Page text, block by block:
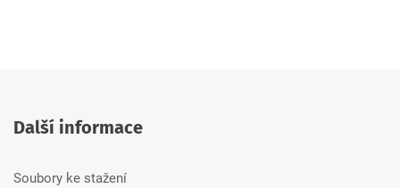
Další informace
Soubory ke stažení